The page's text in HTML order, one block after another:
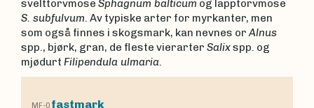
svelttorvmose Sphagnum balticum og lapptorvmose
S. subfulvum . Av typiske arter for myrkanter, men
som også finnes i skogsmark, kan nevnes or Alnus
spp., bjørk, gran, de fleste vierarter Salixspp. og
mjødurt Filipendula ulmaria
MF-0 fastmark